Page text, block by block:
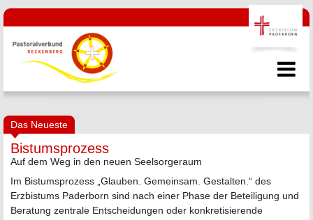
Das Neueste
Bistumsprozess
Auf dem Weg in den neuen Seelsorgeraum
Im Bistumsprozess „Glauben. Gemeinsam. Gestalten.“ des
Erzbistums Paderborn sind nach einer Phase der Beteiligung und
Beratung zentrale Entscheidungen oder konkretisierende